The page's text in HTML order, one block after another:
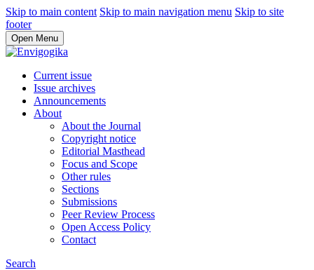
Skip to main content Skip to main navigation menu Skip to site
footer
Open Menu
Current issue
Issue archives
Announcements
About
About the Journal
Copyright notice
Editorial Masthead
Focus and Scope
Other rules
Sections
Submissions
Peer Review Process
Open Access Policy
Contact
Search